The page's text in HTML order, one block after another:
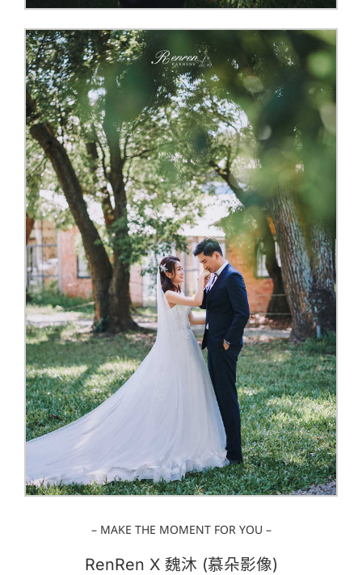
– MAKE THE MOMENT FOR YOU –
RenRen X 魏沐 (慕朵影像)